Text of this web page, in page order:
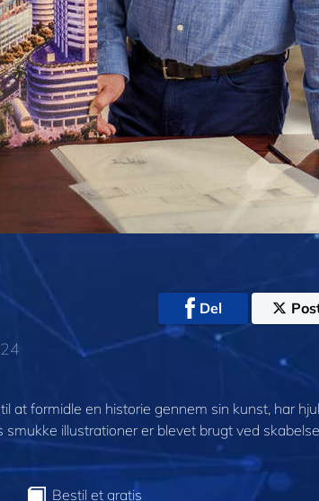
Del
at formidle en historie gennem sin kunst, har
illustrationer er blevet brugt ved
Bestil et gratis